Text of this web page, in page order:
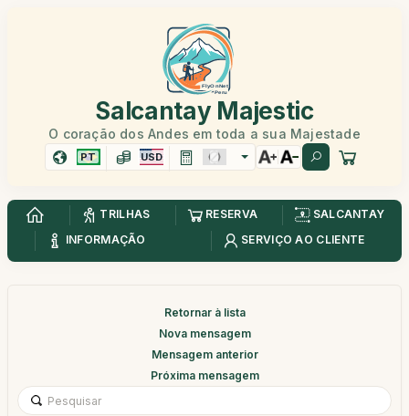
Salcantay Majestic
O coração dos Andes em toda a sua Majestade
PT USD
TRILHAS RESERVA
SALCANTAY
INFORMAÇÃO
SERVIÇO AO CLIENTE
Retornar à lista
Nova mensagem
Mensagem anterior
Próxima mensagem